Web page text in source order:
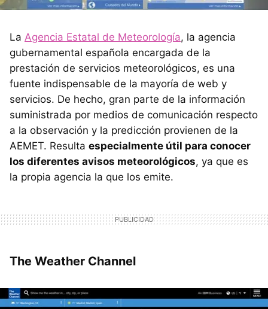
La Agencia Estatal de Meteorología, la agencia
gubernamental española encargada de la
prestación de servicios meteorológicos, es una
fuente indispensable de la mayoría de web y
servicios. De hecho, gran parte de la información
suministrada por medios de comunicación respecto
a la observación y la predicción provienen de la
AEMET. Resulta especialmente útil para conocer
los diferentes avisos meteorológicos, ya que es
la propia agencia la que los emite.
The Weather Channel